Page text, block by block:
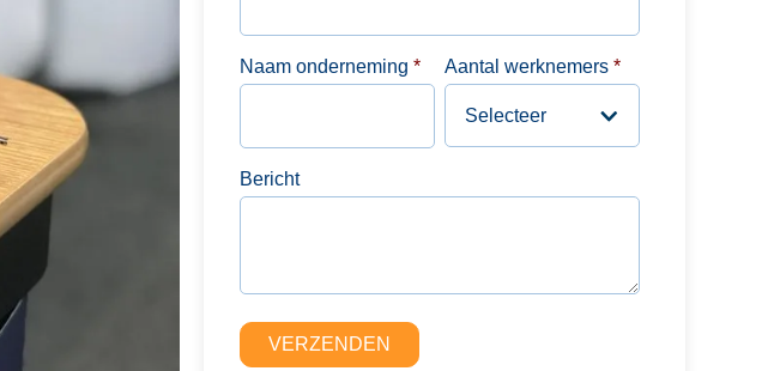
Naam onderneming * Aantal werknemers *
Bericht